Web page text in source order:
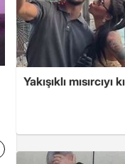
Yakışıklı